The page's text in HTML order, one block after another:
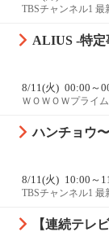
TBSチャンネル1
ALIUS -特定
8/11(火) 00:00～
ＷＯＷＯＷプライム
ハンチョウ
8/11(火) 10:00～
TBSチャンネル1
【連続テレ